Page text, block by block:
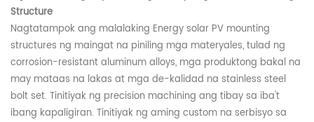
Structure
Nagtatampok ang malalaking Energy solar PV mounting
structures ng maingat na piniling mga materyales, tulad ng
corrosion-resistant aluminum alloys, mga produktong bakal na
may mataas na lakas at mga de-kalidad na stainless steel
bolt set. Tinitiyak ng precision machining ang tibay sa iba't
ibang kapaligiran. Tinitiyak ng aming custom na serbisyo sa